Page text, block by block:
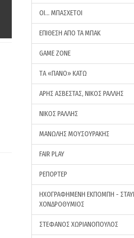
ΟΙ… ΜΠΑΣΧΕΤΟΙ
ΕΠΙΘΕΣΗ ΑΠΟ ΤΑ ΜΠΑΚ
GAME ZONE
ΤA «ΠΑΝΟ» ΚΑΤΩ
ΑΡΗΣ ΑΣΒΕΣΤΑΣ, ΝΙΚΟΣ ΡΑΛΛΗΣ
ΝΙΚΟΣ ΡΑΛΛΗΣ
ΜΑΝΩΛΗΣ ΜΟΥΣΟΥΡΑΚΗΣ
FAIR PLAY
ΡΕΠΟΡΤΕΡ
ΗΧΟΓΡΑΦΗΜΕΝΗ ΕΚΠΟΜΠΗ -
ΧΟΝΔΡΟΘΥΜΙΟΣ
ΣΤΕΦΑΝΟΣ ΧΩΡΙΑΝΟΠΟΥΛΟΣ